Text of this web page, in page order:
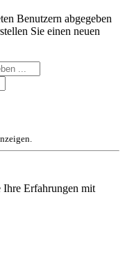
Benutzern abgegeben
Sie einen neuen
Ihre Erfahrungen mit